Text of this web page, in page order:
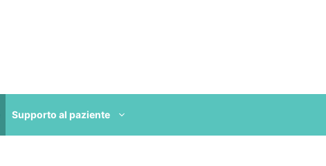
Supporto al paziente